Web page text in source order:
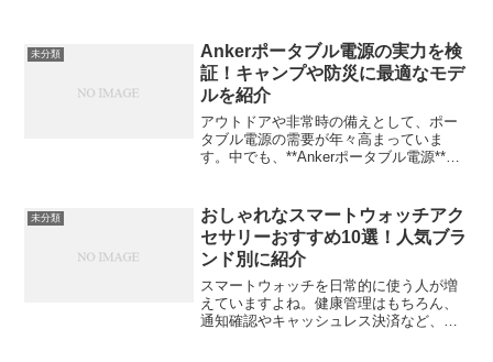
未分類
Ankerポータブル電源の実力を検
証！キャンプや防災に最適なモデ
ルを紹介
アウトドアや非常時の備えとして、ポー
タブル電源の需要が年々高まっていま
す。中でも、**Ankerポータブル電源**は
ンに最適な選択肢となっています。今回
は、Ankerの...
未分類
おしゃれなスマートウォッチアク
セサリーおすすめ10選！人気ブラ
ンド別に紹介
スマートウォッチを日常的に使う人が増
えていますよね。健康管理はもちろん、
通知確認やキャッシュレス決済など、生